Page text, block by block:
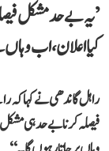
’یہ بے حد مشکل
کیا اعلان، اب وہاں
راہل گاندھی نے کہا کہ
فیصلہ کرنا بے حد ہی